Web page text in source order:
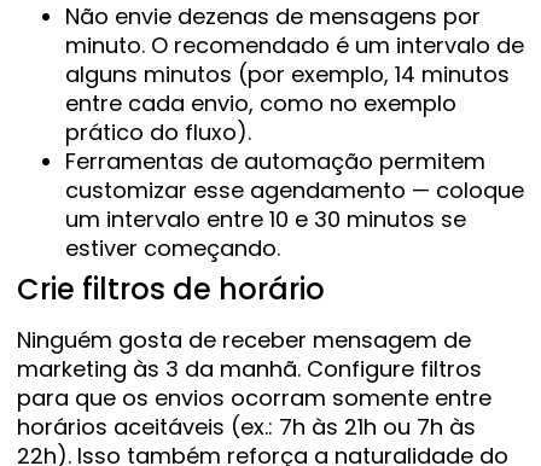
Não envie dezenas de mensagens por
minuto. O recomendado é um intervalo de
alguns minutos (por exemplo, 14 minutos
entre cada envio, como no exemplo
prático do fluxo).
Ferramentas de automação permitem
customizar esse agendamento — coloque
um intervalo entre 10 e 30 minutos se
estiver começando.
Crie filtros de horário
Ninguém gosta de receber mensagem de
marketing às 3 da manhã. Configure filtros
para que os envios ocorram somente entre
horários aceitáveis (ex.: 7h às 21h ou 7h às
22h). Isso também reforça a naturalidade do